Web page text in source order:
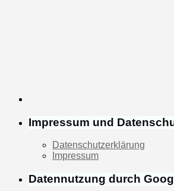
Impressum und
Datenschutzerklärung
Impressum
Datennutzung durch